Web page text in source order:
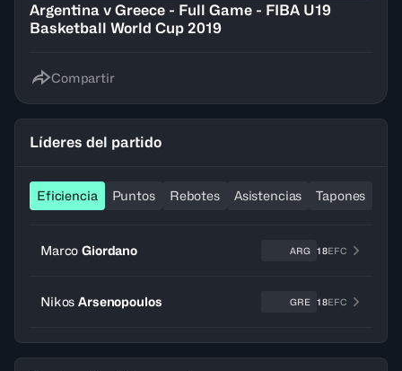
Argentina v Greece - Full Game - FIBA U19
Basketball World Cup 2019
Compartir
Líderes del partido
Eficiencia Puntos Rebotes Asistencias Tapones
Marco Giordano ARG 18EFC
Nikos Arsenopoulos GRE 18EFC